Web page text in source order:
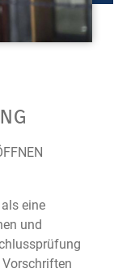
eine
und